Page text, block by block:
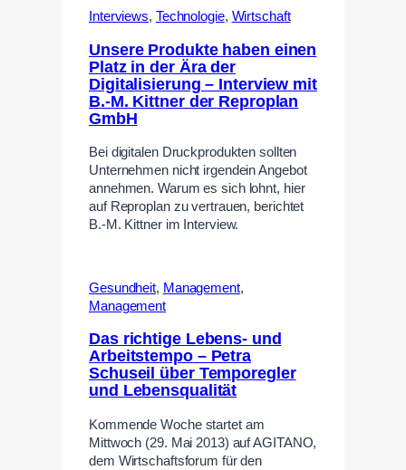
Interviews, Technologie, Wirtschaft
Unsere Produkte haben einen
Platz in der Ära der
Digitalisierung – Interview mit
B.-M. Kittner der Reproplan
GmbH
Bei digitalen Druckprodukten sollten
Unternehmen nicht irgendein Angebot
annehmen. Warum es sich lohnt, hier
auf Reproplan zu vertrauen, berichtet
B.-M. Kittner im Interview.
Gesundheit, Management,
Management
Das richtige Lebens- und
Arbeitstempo – Petra
Schuseil über Temporegler
und Lebensqualität
Kommende Woche startet am
Mittwoch (29. Mai 2013) auf AGITANO,
dem Wirtschaftsforum für den